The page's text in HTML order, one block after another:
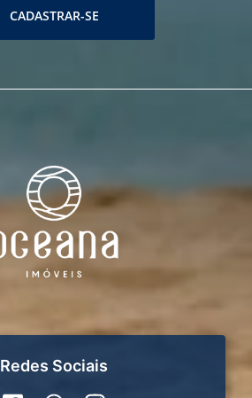
CADASTRAR-SE
Redes Sociais